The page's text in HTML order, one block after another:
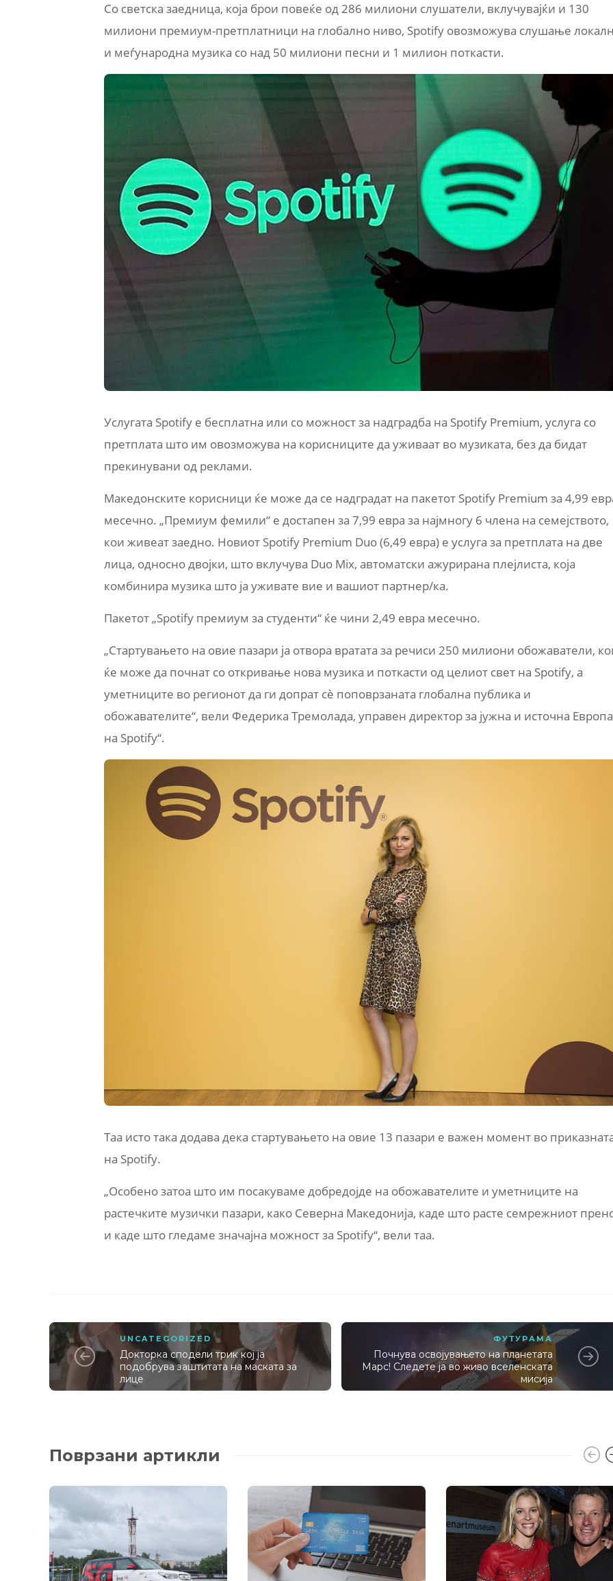
Со светска заедница, која брои повеќе од 286 милиони слушатели, вклучувајќи и 130
милиони премиум-претплатници на глобално ниво, Spotify овозможува слушање
и меѓународна музика со над 50 милиони песни и 1 милион поткасти.
Услугата Spotify е бесплатна или со можност за надградба на Spotify Premium, услуга со
претплата што им овозможува на корисниците да уживаат во музиката, без да бидат
прекинувани од реклами.
Македонските корисници ќе може да се надградат на пакетот Spotify Premium за 4,99
месечно. „Премиум фемили“ е достапен за 7,99 евра за најмногу 6 члена на семејството,
кои живеат заедно. Новиот Spotify Premium Duo (6,49 евра) е услуга за претплата на две
лица, односно двојки, што вклучува Duo Mix, автоматски ажурирана плејлиста, која
комбинира музика што ја уживате вие и вашиот партнер/ка.
Пакетот „Spotify премиум за студенти“ ќе чини 2,49 евра месечно.
„Стартувањето на овие пазари ја отвора вратата за речиси 250 милиони обожаватели,
ќе може да почнат со откривање нова музика и поткасти од целиот свет на Spotify, а
уметниците во регионот да ги допрат сè поповрзаната глобална публика и
обожавателите“, вели Федерика Тремолада, управен директор за јужна и источна Европа
на Spotify“.
Таа исто така додава дека стартувањето на овие 13 пазари е важен момент во
на Spotify.
„Особено затоа што им посакуваме добредојде на обожавателите и уметниците на
растечките музички пазари, како Северна Македонија, каде што расте семрежниот
и каде што гледаме значајна можност за Spotify“, вели таа.
UNCATEGORIZED
Докторка сподели трик кој ја
подобрува заштитата на маската за
лице
ФУТУРАМА
Почнува освојувањето на планетата
Марс! Следете ја во живо вселенската
мисија
Поврзани артикли